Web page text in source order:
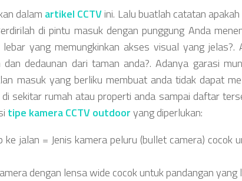
dalam artikel CCTVini. Lalu buatlah catatan
di pintu masuk dengan punggung Anda
yang memungkinkan akses visual yang jelas?.
dedaunan dari taman anda?. Adanya garasi
masuk yang berliku membuat anda tidak dapat
sekitar rumah atau properti anda sampai daftar
tipe kamera CCTV outdooryang diperlukan:
jalan = Jenis kamera peluru (bullet camera) cocok
dengan lensa wide cocok untuk pandangan yang